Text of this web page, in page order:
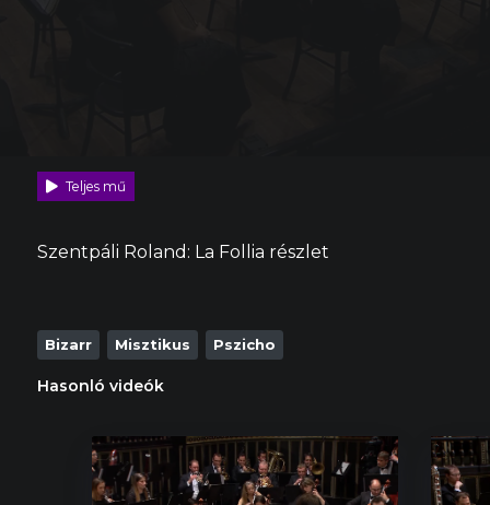
Teljes mű
Szentpáli Roland: La Follia részlet
Bizarr Misztikus Pszicho
Hasonló videók